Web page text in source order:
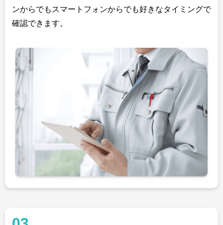
ンからでもスマートフォンからでも好きなタイミングで
確認できます。